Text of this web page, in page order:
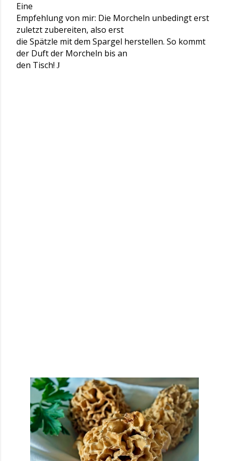
Eine
Empfehlung von mir: Die Morcheln unbedingt erst
zuletzt zubereiten, also erst
die Spätzle mit dem Spargel herstellen. So kommt
der Duft der Morcheln bis an
den Tisch! J